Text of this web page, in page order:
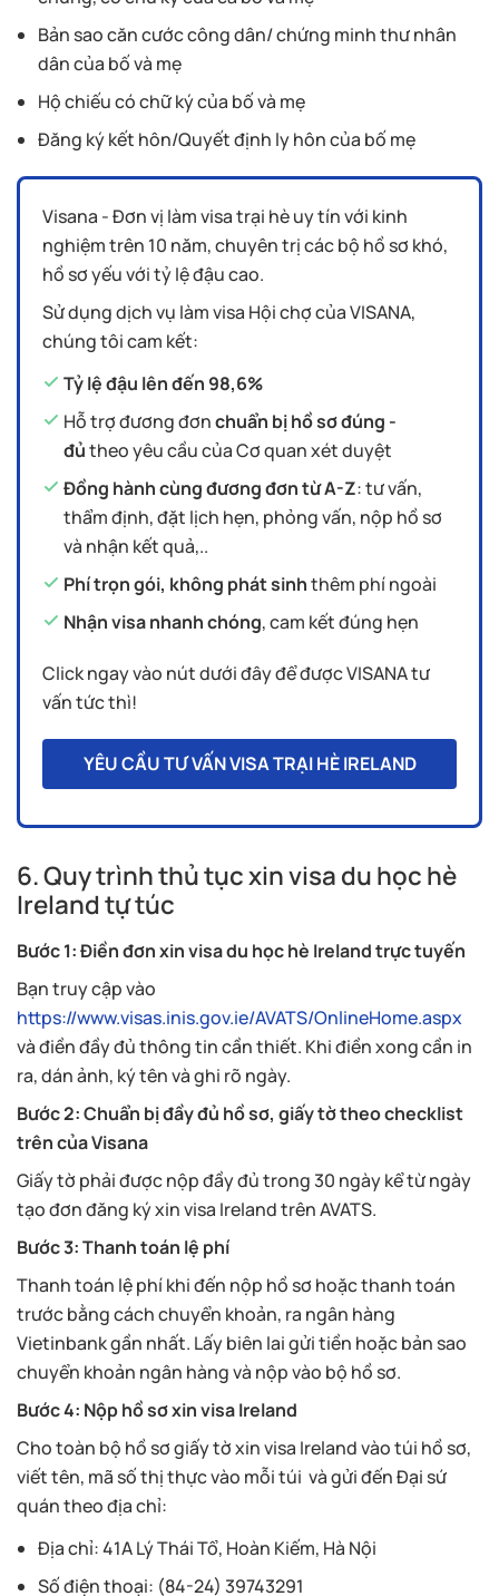
Bản sao căn cước công dân/ chứng minh thư nhân
dân của bố và mẹ
Hộ chiếu có chữ ký của bố và mẹ
Đăng ký kết hôn/Quyết định ly hôn của bố mẹ
Visana - Đơn vị làm visa trại hè uy tín với kinh
nghiệm trên 10 năm, chuyên trị các bộ hồ sơ khó,
hồ sơ yếu với tỷ lệ đậu cao.
Sử dụng dịch vụ làm visa Hội chợ của VISANA,
chúng tôi cam kết:
Tỷ lệ đậu lên đến 98,6%
Hỗ trợ đương đơnchuẩn bị hồ sơ đúng -
đủtheo yêu cầu của Cơ quan xét duyệt
Đồng hành cùng đương đơn từ A-Z: tư vấn,
thẩm định, đặt lịch hẹn, phỏng vấn, nộp hồ sơ
và nhận kết quả,..
Phí trọn gói, không phát sinhthêm phí ngoài
Nhận visa nhanh chóng, cam kết đúng hẹn
Click ngay vào nút dưới đây để được VISANA tư
vấn tức thì!
YÊU CẦU TƯ VẤN VISA TRẠI HÈ IRELAND
6. Quy trình thủ tục xin visa du học hè
Ireland tự túc
Bước 1: Điền đơn xin visa du học hè Ireland trực tuyến
Bạn truy cập vào
https://www.visas.inis.gov.ie/AVATS/OnlineHome.aspx
và điền đầy đủ thông tin cần thiết. Khi điền xong cần in
ra, dán ảnh, ký tên và ghi rõ ngày.
Bước 2: Chuẩn bị đầy đủ hồ sơ, giấy tờ theo checklist
trên của Visana
Giấy tờ phải được nộp đầy đủ trong 30 ngày kể từ ngày
tạo đơn đăng ký xin visa Ireland trên AVATS.
Bước 3: Thanh toán lệ phí
Thanh toán lệ phí khi đến nộp hồ sơ hoặc thanh toán
trước bằng cách chuyển khoản, ra ngân hàng
Vietinbank gần nhất. Lấy biên lai gửi tiền hoặc bản sao
chuyển khoản ngân hàng và nộp vào bộ hồ sơ.
Bước 4: Nộp hồ sơ xin visa Ireland
Cho toàn bộ hồ sơ giấy tờ xin visa Ireland vào túi hồ sơ,
viết tên, mã số thị thực vào mỗi túi và gửi đến Đại sứ
quán theo địa chỉ:
Địa chỉ: 41A Lý Thái Tổ, Hoàn Kiếm, Hà Nội
Số điện thoại: (84-24) 39743291